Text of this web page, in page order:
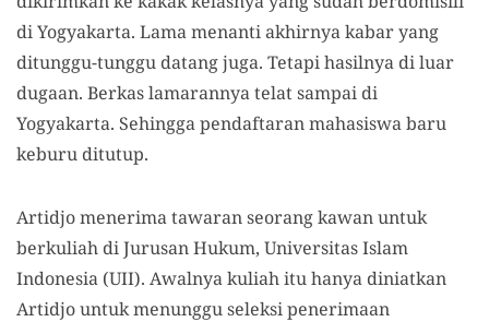
di Yogyakarta. Lama menanti akhirnya kabar yang
ditunggu-tunggu datang juga. Tetapi hasilnya di luar
dugaan. Berkas lamarannya telat sampai di
Yogyakarta. Sehingga pendaftaran mahasiswa baru
keburu ditutup.
Artidjo menerima tawaran seorang kawan untuk
berkuliah di Jurusan Hukum, Universitas Islam
Indonesia (UII). Awalnya kuliah itu hanya diniatkan
Artidjo untuk menunggu seleksi penerimaan